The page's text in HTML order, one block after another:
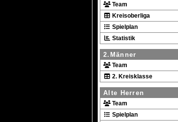
Team
Kreisoberliga
Spielplan
Statistik
2.Männer
Team
2. Kreisklasse
Alte Herren
Team
Spielplan